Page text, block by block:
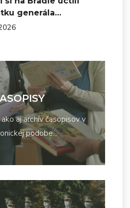
generála…
aj archív časopisov v
podobe...